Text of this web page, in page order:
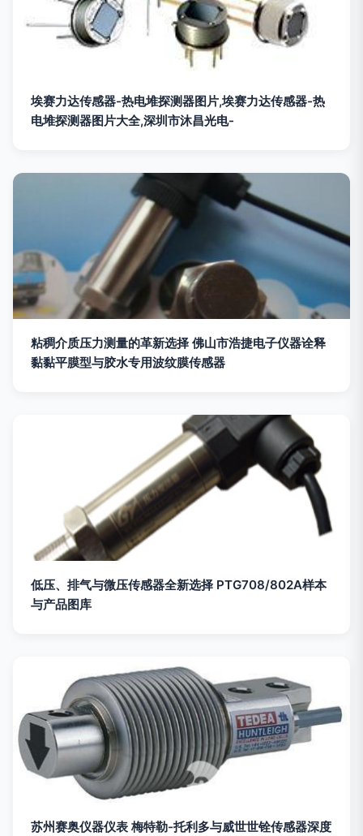
埃赛力达传感器-热电堆探测器图片,埃赛力达传感器-热
电堆探测器图片大全,深圳市沐昌光电-
粘稠介质压力测量的革新选择 佛山市浩捷电子仪器诠释
黏黏平膜型与胶水专用波纹膜传感器
低压、排气与微压传感器全新选择 PTG708/802A样本
与产品图库
苏州赛奥仪器仪表 梅特勒-托利多与威世世铨传感器深度